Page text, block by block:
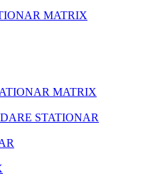
MATRIX
MATRIX
STATIONAR